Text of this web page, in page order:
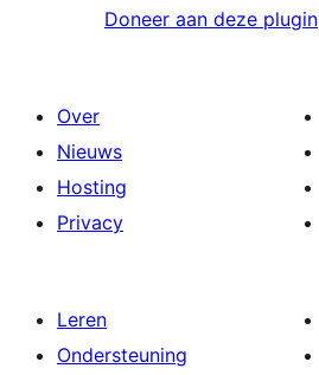
Doneer aan deze plugin
Over
Nieuws
Hosting
Privacy
Leren
Ondersteuning